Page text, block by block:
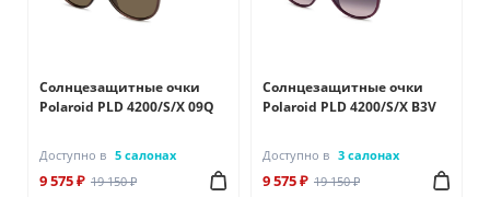
Солнцезащитные очки
Polaroid PLD 4200/S/X 09Q
Доступно в 5 салонах
9 575 ₽ 19 150 ₽
Солнцезащитные очки
Polaroid PLD 4200/S/X B3V
Доступно в 3 салонах
9 575 ₽ 19 150 ₽